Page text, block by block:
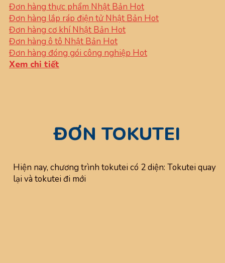
Đơn hàng thực phẩm Nhật Bản
Đơn hàng lắp ráp điện tử Nhật Bản
Đơn hàng cơ khí Nhật Bản
Đơn hàng ô tô Nhật Bản
Đơn hàng đóng gói công nghiệp
Xem chi tiết
ĐƠN TOKUTEI
Hiện nay, chương trình tokutei có 2 diện: Tokutei quay
lại và tokutei đi mới